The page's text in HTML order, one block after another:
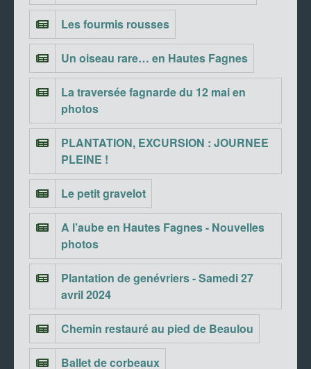
Les fourmis rousses
Un oiseau rare… en Hautes Fagnes
La traversée fagnarde du 12 mai en
photos
PLANTATION, EXCURSION : JOURNEE
PLEINE !
Le petit gravelot
A l’aube en Hautes Fagnes - Nouvelles
photos
Plantation de genévriers - Samedi 27
avril 2024
Chemin restauré au pied de Beaulou
Ballet de corbeaux